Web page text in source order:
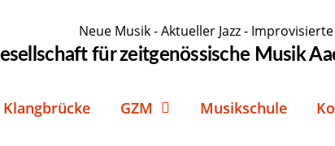
Neue Musik - Aktueller Jazz -
für zeitgenössische Musik
Klangbrücke GZM Musikschule